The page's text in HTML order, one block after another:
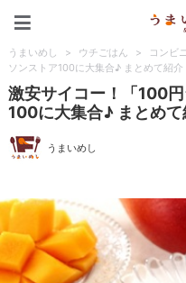
うまいめし > ウチごはん > コンビ
ソンストア100に大集合♪ まとめて紹介
激安サイコー！「100
100に大集合♪ まとめて
うまいめし